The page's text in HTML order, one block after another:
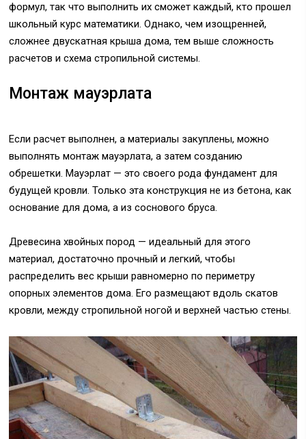
формул, так что выполнить их сможет каждый, кто прошел
школьный курс математики. Однако, чем изощренней,
сложнее двускатная крыша дома, тем выше сложность
расчетов и схема стропильной системы.
Монтаж мауэрлата
Если расчет выполнен, а материалы закуплены, можно
выполнять монтаж мауэрлата, а затем созданию
обрешетки. Мауэрлат — это своего рода фундамент для
будущей кровли. Только эта конструкция не из бетона, как
основание для дома, а из соснового бруса.
Древесина хвойных пород — идеальный для этого
материал, достаточно прочный и легкий, чтобы
распределить вес крыши равномерно по периметру
опорных элементов дома. Его размещают вдоль скатов
кровли, между стропильной ногой и верхней частью стены.